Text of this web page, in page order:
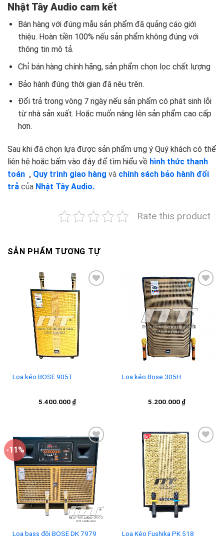
Nhật Tây Audio cam kết
Bán hàng với đúng mẫu sản phẩm đã quảng cáo giới
thiệu. Hoàn tiền 100% nếu sản phẩm không đúng với
thông tin mô tả.
Chỉ bán hàng chính hãng, sản phẩm chọn lọc chất lượng
Bảo hành đúng thời gian đã nêu trên.
Đổi trả trong vòng 7 ngày nếu sản phẩm có phát sinh lỗi
từ nhà sản xuất. Hoặc muốn nâng lên sản phẩm cao cấp
hơn.
Sau khi đã chọn lựa được sản phẩm ưng ý Quý khách có thể
liên hệ hoặc bấm vào đây để tìm hiểu về hình thức thanh
toán , Quy trình giao hàng và chính sách bảo hành đổi
trả của Nhật Tây Audio.
Rate this product
SẢN PHẨM TƯƠNG TỰ
Loa kéo BOSE 905T
5.400.000 ₫
Add to
wishlist
Loa kéo Bose 305H
5.200.000 ₫
-11%
Add to
wishlist
Loa bass đôi BOSE DK 7979 Loa Kéo Fushika PK 518